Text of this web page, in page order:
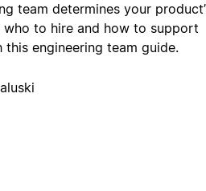
team determines your
who to hire and how to support
engineering team guide.